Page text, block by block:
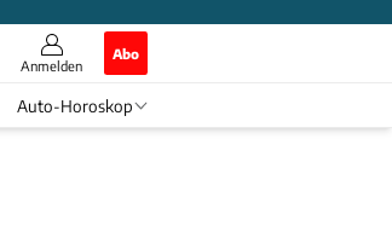
Anmelden
Abo
Auto-Horoskop